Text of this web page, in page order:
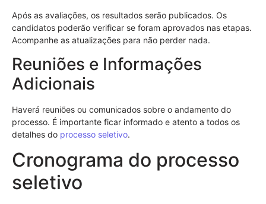
Após as avaliações, os resultados serão publicados. Os
candidatos poderão verificar se foram aprovados nas etapas.
Acompanhe as atualizações para não perder nada.
Reuniões e Informações
Adicionais
Haverá reuniões ou comunicados sobre o andamento do
processo. É importante ficar informado e atento a todos os
detalhes do processo seletivo.
Cronograma do processo
seletivo